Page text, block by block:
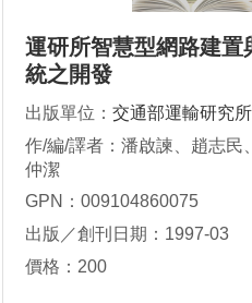
運研所智慧型網路建置
統之開發
出版單位： 交通部運輸研究所
作/編/譯者：潘啟諫、趙志民
仲潔
GPN：009104860075
出版／創刊日期：1997-03
價格：200